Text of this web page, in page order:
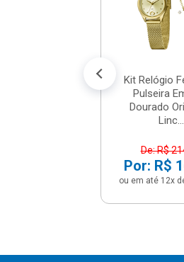
Kit Relógio
Pulseira
Dourado
Linc...
De: R$
Por: R$
ou em até 12x